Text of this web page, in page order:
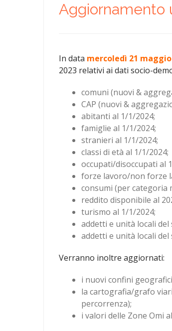
Aggiornamento
In data mercoledì 21 maggio
2023 relativi ai dati socio-
comuni (nuovi &
CAP (nuovi &
abitanti al 1/1/2024;
famiglie al 1/1/2024;
stranieri al 1/1/2024;
classi di età al 1/1/2024;
occupati/disoccupati al
forze lavoro/non forze
consumi (per categoria
reddito disponibile al
turismo al 1/1/2024;
addetti e unità locali
addetti e unità locali
Verranno inoltre aggiornati:
i nuovi confini
la cartografia/grafo
percorrenza);
i valori delle Zone Omi